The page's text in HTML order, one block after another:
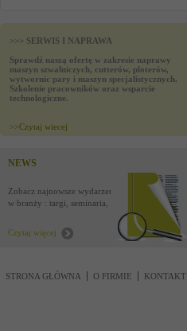
>>> SERWIS I NAPRAWA
Sprawdź naszą ofertę w zakresie naprawy
maszyn szwalniczych, cutterów, ploterów,
wytwornic pary i maszyn specjalistycznych.
Szkolenie pracowników oraz wsparcie
technologiczne.
>>Czytaj wiecej
NEWS
Zobacz najnowsze wydarzenia
w branży : targi, seminaria,
Czytaj więcej
STRONA GŁÓWNA O FIRMIE KONTAKT